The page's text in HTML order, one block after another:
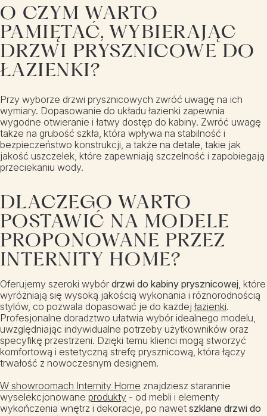
O CZYM WARTO
PAMIĘTAĆ, WYBIERAJĄC
DRZWI PRYSZNICOWE DO
ŁAZIENKI?
Przy wyborze drzwi prysznicowych zwróć uwagę na ich
wymiary. Dopasowanie do układu łazienki zapewnia
wygodne otwieranie i łatwy dostęp do kabiny. Zwróć uwagę
także na grubość szkła, która wpływa na stabilność i
bezpieczeństwo konstrukcji, a także na detale, takie jak
jakość uszczelek, które zapewniają szczelność i zapobiegają
przeciekaniu wody.
DLACZEGO WARTO
POSTAWIĆ NA MODELE
PROPONOWANE PRZEZ
INTERNITY HOME?
Oferujemy szeroki wybór drzwi do kabiny prysznicowej , które
wyróżniają się wysoką jakością wykonania i różnorodnością
stylów, co pozwala dopasować je do każdej łazienki.
Profesjonalne doradztwo ułatwia wybór idealnego modelu,
uwzględniając indywidualne potrzeby użytkowników oraz
specyfikę przestrzeni. Dzięki temu klienci mogą stworzyć
komfortową i estetyczną strefę prysznicową, która łączy
trwałość z nowoczesnym designem.
W showroomach Internity Home znajdziesz starannie
wyselekcjonowane produkty - od mebli i elementy
wykończenia wnętrz i dekoracje, po nawet szklane drzwi do